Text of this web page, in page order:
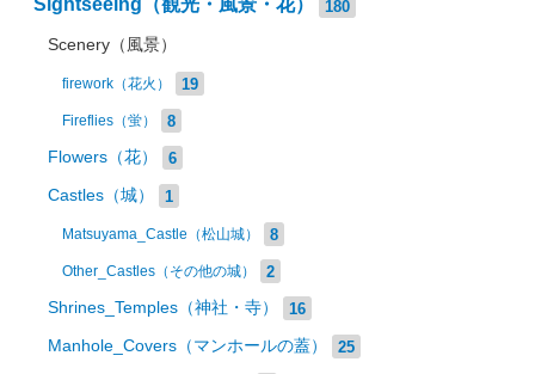
Sightseeing（観光・風景・花） 180
Scenery（風景）
firework（花火） 19
Fireflies（蛍） 8
Flowers（花） 6
Castles（城） 1
Matsuyama_Castle（松山城） 8
Other_Castles（その他の城） 2
Shrines_Temples（神社・寺） 16
Manhole_Covers（マンホールの蓋） 25